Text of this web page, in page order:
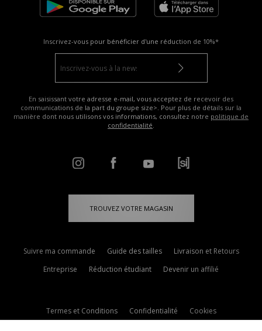
Inscrivez-vous pour bénéficier d'une réduction de 10%*
En saisissant votre adresse e-mail, vous acceptez de recevoir des
communications de la part du groupe size>. Pour plus de détails sur la
manière dont nous utilisons vos informations, consultez notre politique de
confidentialité.
TROUVEZ VOTRE MAGASIN
Suivre ma commande Guide des tailles
Livraison et Retours
Entreprise
Réduction étudiant Devenir un affilié
Termes et Conditions Confidentialité
Cookies